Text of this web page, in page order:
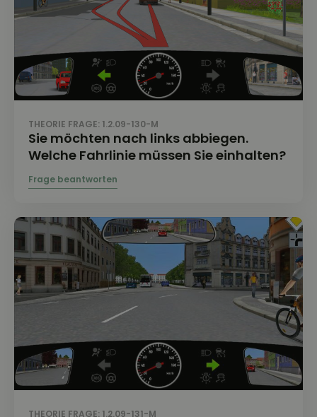
THEORIE FRAGE: 1.2.09-130-M
Sie möchten nach links abbiegen.
Welche Fahrlinie müssen Sie einhalten?
THEORIE FRAGE: 1.2.09-131-M